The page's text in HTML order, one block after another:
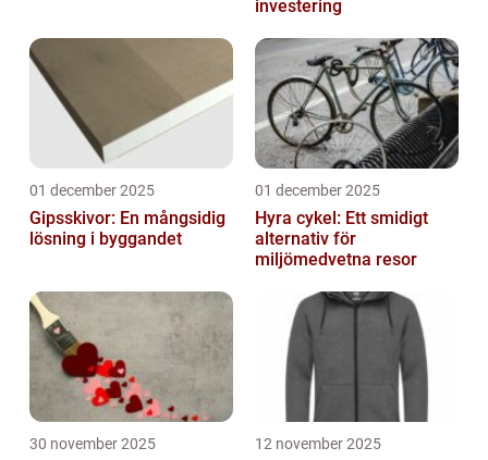
investering
01 december 2025
Gipsskivor: En mångsidig
lösning i byggandet
01 december 2025
Hyra cykel: Ett smidigt
alternativ för
miljömedvetna resor
30 november 2025 12 november 2025